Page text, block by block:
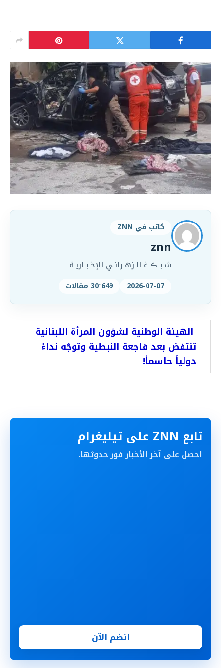
كاتب في ZNN
znn
شـبـڪـة الـزهـرانـي الإخـبـاريـة
2026-07-07 30٬649 مقالات
الهيئة الوطنية لشؤون المرأة اللبنانية
تنتفض بعد فاجعة النبطية وتوجّه نداءً
دولياً حاسماً!
تابع ZNN على تيليغرام
احصل على آخر الأخبار فور حدوثها.
انضم الآن